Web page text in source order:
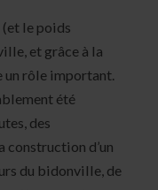
(et le poids
et grâce à la
un rôle important.
été
des
construction d’un
du bidonville, de